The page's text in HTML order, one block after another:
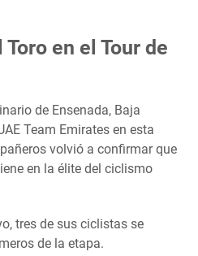
en el Tour de
de Ensenada, Baja
Team Emirates en esta
volvió a confirmar que
en la élite del ciclismo
tres de sus ciclistas se
de la etapa.